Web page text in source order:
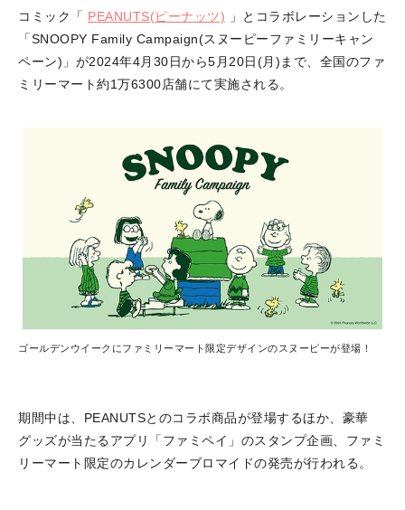
コミック「 PEANUTS(ピーナッツ) 」とコラボレーションした
「SNOOPY Family Campaign(スヌーピーファミリーキャン
ペーン)」が2024年4月30日から5月20日(月)まで、全国のファ
ミリーマート約1万6300店舗にて実施される。
ゴールデンウイークにファミリーマート限定デザインのスヌーピーが登場！
期間中は、PEANUTSとのコラボ商品が登場するほか、豪華
グッズが当たるアプリ「ファミペイ」のスタンプ企画、ファミ
リーマート限定のカレンダーブロマイドの発売が行われる。